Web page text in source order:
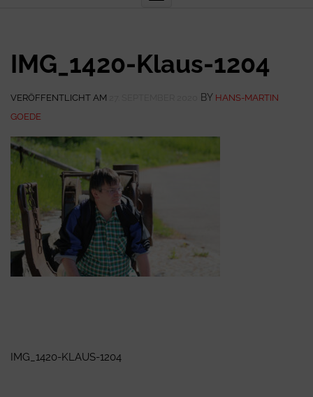
IMG_1420-Klaus-1204
VERÖFFENTLICHT AM BY HANS-MARTIN
GOEDE
IMG_1420-KLAUS-1204